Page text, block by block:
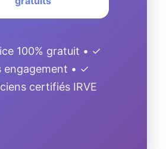
100% gratuit • ✓
engagement • ✓
certifiés IRVE